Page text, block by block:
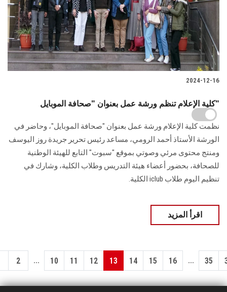
2024-12-16
كلية الإعلام تنظم ورشة عمل بعنوان "صحافة الموبايل"
نظمت كلية الإعلام ورشة عمل بعنوان "صحافة الموبايل"، وحاضر في
‏الورشة الأستاذ أحمد الرومي، مساعد رئيس تحرير جريدة روز اليوسف
ومنتج محتوى مرئي ‏وصوتي بموقع "سبوت" التابع للهيئة الوطنية
للصحافة، بحضور أعضاء هيئة التدريس وطلاب ‏الكلية، وشارك في
تنظيم اليوم طلاب‎ iclub ‎الكلية‎.‎
اقرأ المزيد
2 ... 10 11 12 13 14 15 16 ... 35